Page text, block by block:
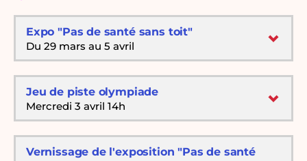
Expo "Pas de santé sans toit"
Du 29 mars au 5 avril
Jeu de piste olympiade
Mercredi 3 avril 14h
Vernissage de l'exposition "Pas de santé